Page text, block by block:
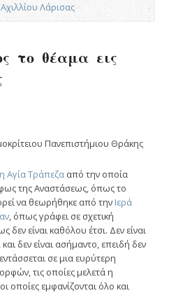
Λάρισας
το θέαμα εις
Πανεπιστήμιου Θράκης
Αγία Τράπεζα από την οποία
της Αναστάσεως, όπως το
να θεωρήθηκε από την Ιερά
, όπως γράφει σε σχετική
είναι καθόλου έτσι. Δεν είναι
δεν είναι ασήμαντο, επειδή δεν
σε μια ευρύτερη
τις οποίες μελετά η
οποίες εμφανίζονται όλο και